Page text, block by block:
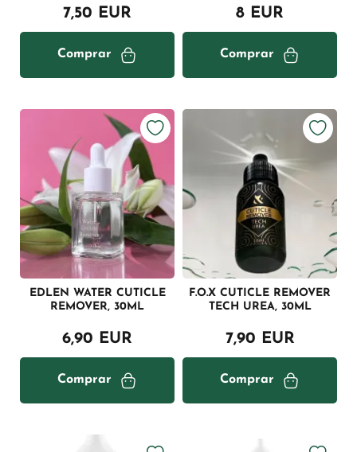
7,50 EUR
Comprar
8 EUR
Comprar
EDLEN WATER CUTICLE
REMOVER, 30ML
6,90 EUR
Comprar
F.O.X CUTICLE REMOVER
TECH UREA, 30ML
7,90 EUR
Comprar